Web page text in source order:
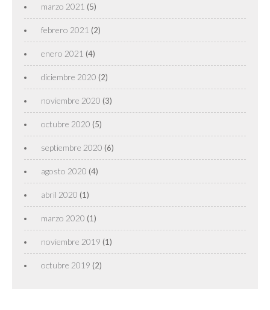
marzo 2021 (5)
febrero 2021 (2)
enero 2021 (4)
diciembre 2020 (2)
noviembre 2020 (3)
octubre 2020 (5)
septiembre 2020 (6)
agosto 2020 (4)
abril 2020 (1)
marzo 2020 (1)
noviembre 2019 (1)
octubre 2019 (2)